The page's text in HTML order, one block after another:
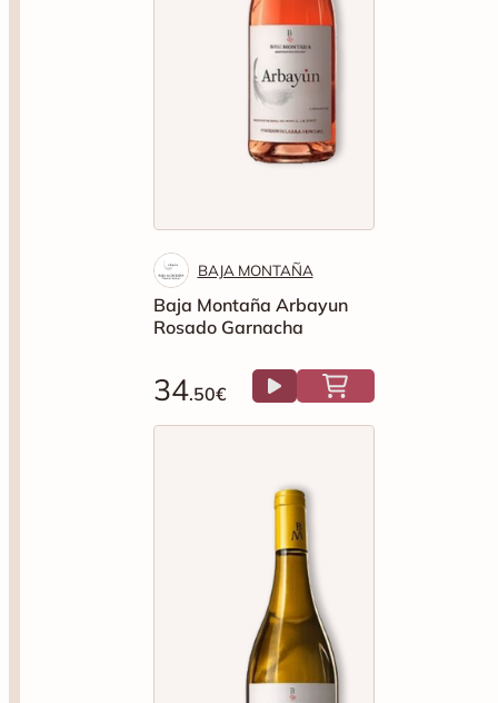
BAJA MONTAÑA
Baja Montaña Arbayun
Rosado Garnacha
34.50€